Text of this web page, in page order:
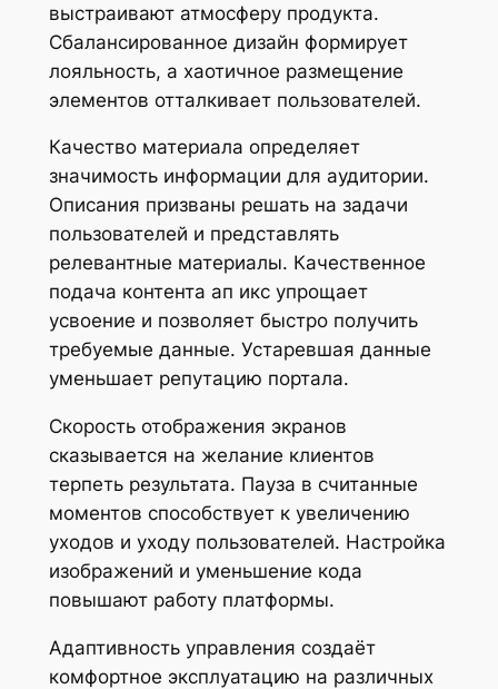
выстраивают атмосферу продукта.
Сбалансированное дизайн формирует
лояльность, а хаотичное размещение
элементов отталкивает пользователей.
Качество материала определяет
значимость информации для аудитории.
Описания призваны решать на задачи
пользователей и представлять
релевантные материалы. Качественное
подача контента ап икс упрощает
усвоение и позволяет быстро получить
требуемые данные. Устаревшая данные
уменьшает репутацию портала.
Скорость отображения экранов
сказывается на желание клиентов
терпеть результата. Пауза в считанные
моментов способствует к увеличению
уходов и уходу пользователей. Настройка
изображений и уменьшение кода
повышают работу платформы.
Адаптивность управления создаёт
комфортное эксплуатацию на различных